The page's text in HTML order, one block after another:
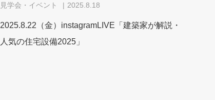
見学会・イベント 2025.8.18
2025.8.22（金）instagramLIVE「建築家が解説・
人気の住宅設備2025」